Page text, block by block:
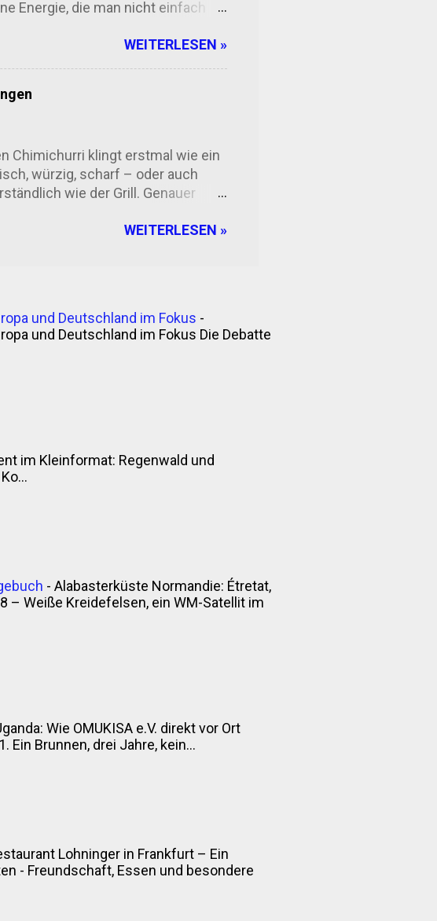
Energie, die man nicht einfach
1613, gehört zu den ältesten
Stadtleben, fördert Start-ups,
riecht manchmal mehr nach
WEITERLESEN »
Chimichurri klingt erstmal wie ein
würzig, scharf – oder auch
wie der Grill. Genauer
Wahrscheinlich stammt
sagen, der Name sei ein
„che mi curry“ oder „give me the
WEITERLESEN »
und Deutschland im Fokus -
und Deutschland im Fokus Die Debatte
im Kleinformat: Regenwald und
- Alabasterküste Normandie: Étretat,
– Weiße Kreidefelsen, ein WM-Satellit im
Wie OMUKISA e.V. direkt vor Ort
Ein Brunnen, drei Jahre, kein...
Lohninger in Frankfurt – Ein
- Freundschaft, Essen und besondere